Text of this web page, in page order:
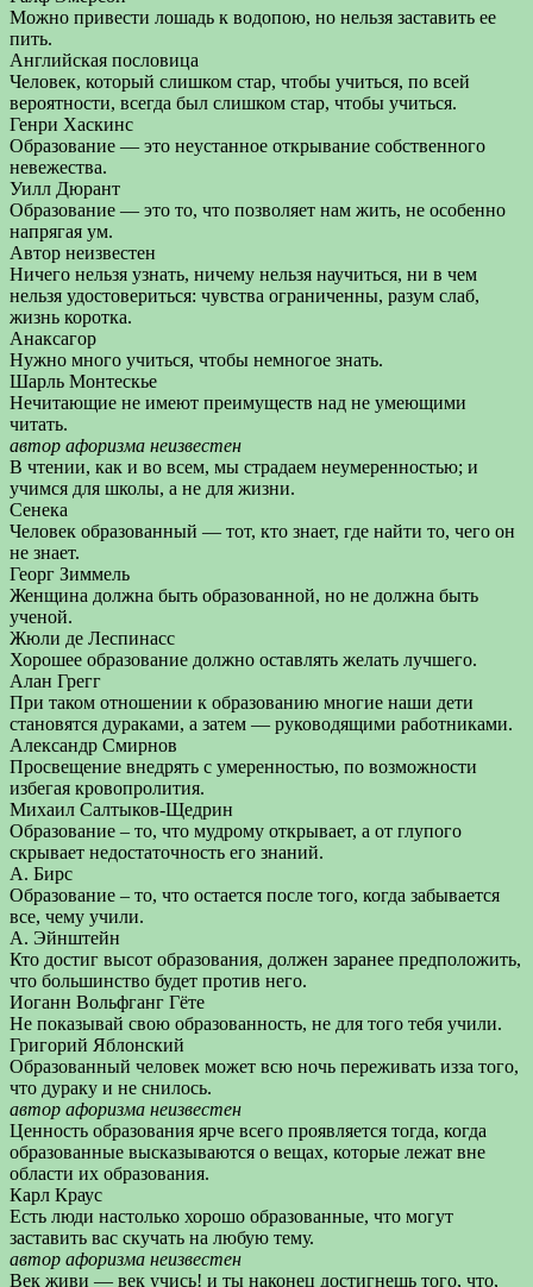
Можно привести лошадь к водопою, но нельзя заставить ее
пить.
Английская пословица
Человек, который слишком стар, чтобы учиться, по всей
вероятности, всегда был слишком стар, чтобы учиться.
Генри Хаскинс
Образование — это неустанное открывание собственного
невежества.
Уилл Дюрант
Образование — это то, что позволяет нам жить, не особенно
напрягая ум.
Автор неизвестен
Ничего нельзя узнать, ничему нельзя научиться, ни в чем
нельзя удостовериться: чувства ограниченны, разум слаб,
жизнь коротка.
Анаксагор
Нужно много учиться, чтобы немногое знать.
Шарль Монтескье
Нечитающие не имеют преимуществ над не умеющими
читать.
автор афоризма неизвестен
В чтении, как и во всем, мы страдаем неумеренностью; и
учимся для школы, а не для жизни.
Сенека
Человек образованный — тот, кто знает, где найти то, чего он
не знает.
Георг Зиммель
Женщина должна быть образованной, но не должна быть
ученой.
Жюли де Леспинасс
Хорошее образование должно оставлять желать лучшего.
Алан Грегг
При таком отношении к образованию многие наши дети
становятся дураками, а затем — руководящими работниками.
Александр Смирнов
Просвещение внедрять с умеренностью, по возможности
избегая кровопролития.
Михаил Салтыков-Щедрин
Образование – то, что мудрому открывает, а от глупого
скрывает недостаточность его знаний.
А. Бирс
Образование – то, что остается после того, когда забывается
все, чему учили.
А. Эйнштейн
Кто достиг высот образования, должен заранее предположить,
что большинство будет против него.
Иоганн Вольфганг Гёте
Не показывай свою образованность, не для того тебя учили.
Григорий Яблонский
Образованный человек может всю ночь переживать изза того,
что дураку и не снилось.
автор афоризма неизвестен
Ценность образования ярче всего проявляется тогда, когда
образованные высказываются о вещах, которые лежат вне
области их образования.
Карл Краус
Есть люди настолько хорошо образованные, что могут
заставить вас скучать на любую тему.
автор афоризма неизвестен
Век живи — век учись! и ты наконец достигнешь того, что,